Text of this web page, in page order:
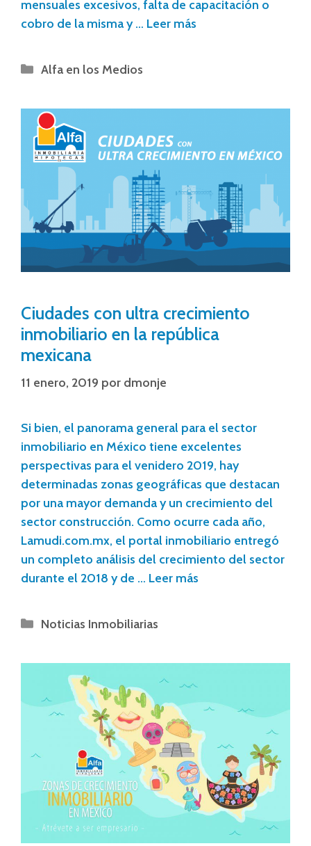
mensuales excesivos, falta de capacitación o
cobro de la misma y … Leer más
Alfa en los Medios
Ciudades con ultra crecimiento
inmobiliario en la república
mexicana
11 enero, 2019 por dmonje
Si bien, el panorama general para el sector
inmobiliario en México tiene excelentes
perspectivas para el venidero 2019, hay
determinadas zonas geográficas que destacan
por una mayor demanda y un crecimiento del
sector construcción. Como ocurre cada año,
Lamudi.com.mx, el portal inmobiliario entregó
un completo análisis del crecimiento del sector
durante el 2018 y de … Leer más
Noticias Inmobiliarias